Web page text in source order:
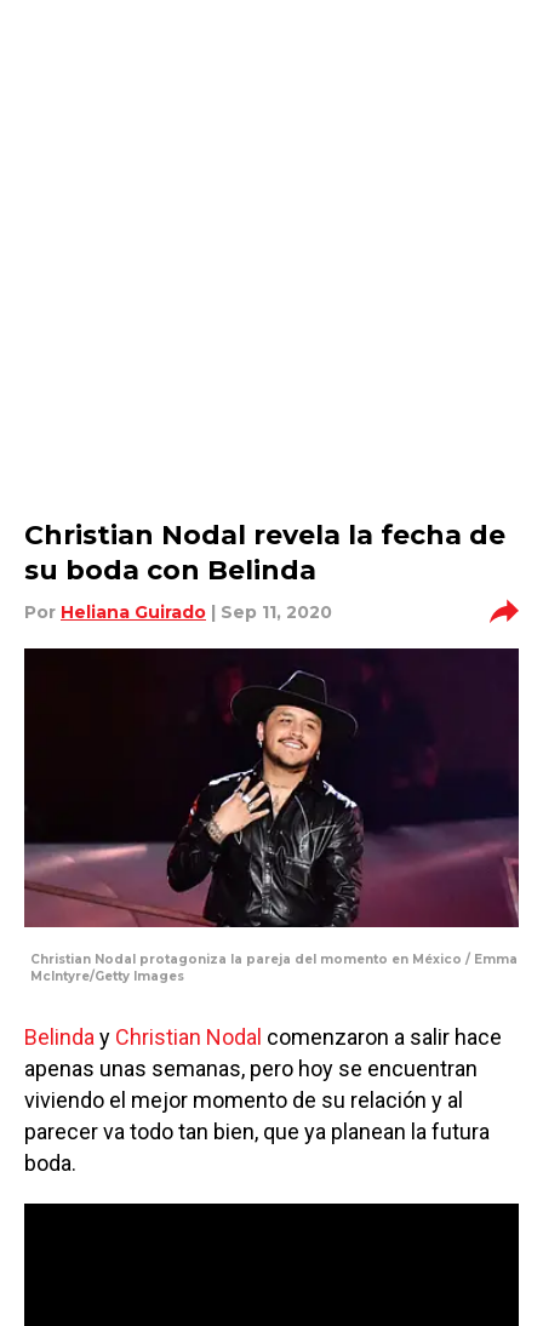
Christian Nodal revela la fecha de
su boda con Belinda
Por Heliana Guirado | Sep 11, 2020
Christian Nodal protagoniza la pareja del momento en México / Emma
McIntyre/Getty Images
Belinda y Christian Nodal comenzaron a salir hace
apenas unas semanas, pero hoy se encuentran
viviendo el mejor momento de su relación y al
parecer va todo tan bien, que ya planean la futura
boda.